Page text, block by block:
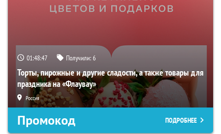
01:48:46 Получили:6
Торты, пирожные и другие сладости, а также товары для
праздника на «Флаувау»
Россия
Промокод ПОДРОБНЕЕ